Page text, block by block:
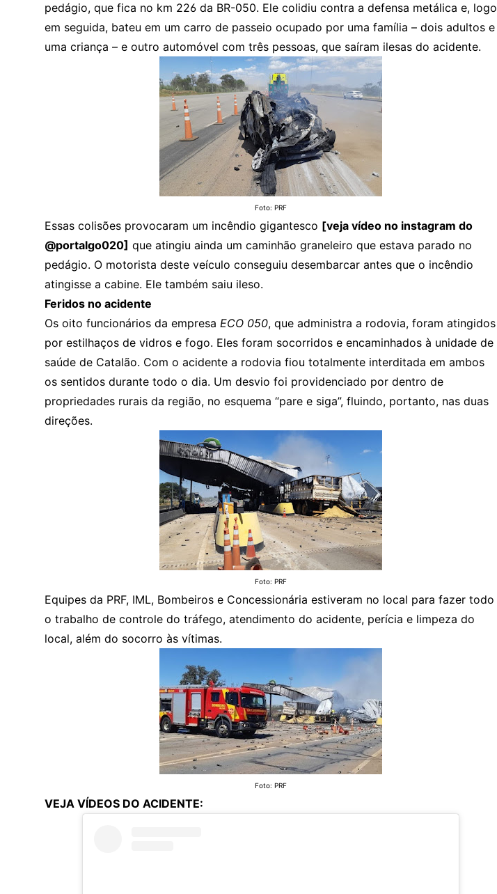
pedágio, que fica no km 226 da BR-050. Ele colidiu contra a defensa metálica e, logo
em seguida, bateu em um carro de passeio ocupado por uma família – dois adultos e
uma criança – e outro automóvel com três pessoas, que saíram ilesas do acidente.
Foto: PRF
Essas colisões provocaram um incêndio gigantesco [veja vídeo no instagram do
@portalgo020] que atingiu ainda um caminhão graneleiro que estava parado no
pedágio. O motorista deste veículo conseguiu desembarcar antes que o incêndio
atingisse a cabine. Ele também saiu ileso.
Feridos no acidente
Os oito funcionários da empresa ECO 050, que administra a rodovia, foram atingidos
por estilhaços de vidros e fogo. Eles foram socorridos e encaminhados à unidade de
saúde de Catalão. Com o acidente a rodovia fiou totalmente interditada em ambos
os sentidos durante todo o dia. Um desvio foi providenciado por dentro de
propriedades rurais da região, no esquema “pare e siga”, fluindo, portanto, nas duas
direções.
Foto: PRF
Equipes da PRF, IML, Bombeiros e Concessionária estiveram no local para fazer todo
o trabalho de controle do tráfego, atendimento do acidente, perícia e limpeza do
local, além do socorro às vítimas.
Foto: PRF
VEJA VÍDEOS DO ACIDENTE: